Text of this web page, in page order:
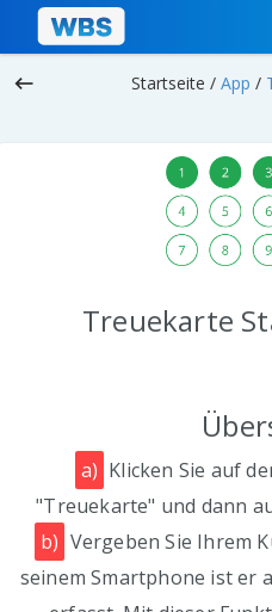
keyboard_backspace Startseite / App /
Treuekarte
a) Klicken Sie auf
"Treuekarte" und dann
b) Vergeben Sie Ihrem
seinem Smartphone ist er